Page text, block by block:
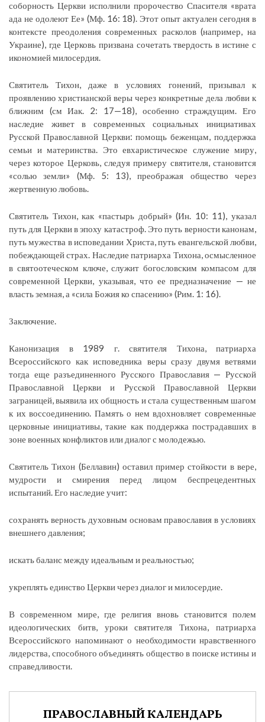
соборность Церкви исполнили пророчество Спасителя «врата
ада не одолеют Ее» (Мф. 16: 18). Этот опыт актуален сегодня в
контексте преодоления современных расколов (например, на
Украине), где Церковь призвана сочетать твердость в истине с
икономией милосердия.
Святитель Тихон, даже в условиях гонений, призывал к
проявлению христианской веры через конкретные дела любви к
ближним (см Иак. 2: 17—18), особенно страждущим. Его
наследие живет в современных социальных инициативах
Русской Православной Церкви: помощь беженцам, поддержка
семьи и материнства. Это евхаристическое служение миру,
через которое Церковь, следуя примеру святителя, становится
«солью земли» (Мф. 5: 13), преображая общество через
жертвенную любовь.
Святитель Тихон, как «пастырь добрый» (Ин. 10: 11), указал
путь для Церкви в эпоху катастроф. Это путь верности канонам,
путь мужества в исповедании Христа, путь евангельской любви,
побеждающей страх. Наследие патриарха Тихона, осмысленное
в святоотеческом ключе, служит богословским компасом для
современной Церкви, указывая, что ее предназначение — не
власть земная, а «сила Божия ко спасению» (Рим. 1: 16).
Заключение.
Канонизация в 1989 г. святителя Тихона, патриарха
Всероссийского как исповедника веры сразу двумя ветвями
тогда еще разъединенного Русского Православия — Русской
Православной Церкви и Русской Православной Церкви
заграницей, выявила их общность и стала существенным шагом
к их воссоединению. Память о нем вдохновляет современные
церковные инициативы, такие как поддержка пострадавших в
зоне военных конфликтов или диалог с молодежью.
Святитель Тихон (Беллавин) оставил пример стойкости в вере,
мудрости и смирения перед лицом беспрецедентных
испытаний. Его наследие учит:
сохранять верность духовным основам православия в условиях
внешнего давления;
искать баланс между идеальным и реальностью;
укреплять единство Церкви через диалог и милосердие.
В современном мире, где религия вновь становится полем
идеологических битв, уроки святителя Тихона, патриарха
Всероссийского напоминают о необходимости нравственного
лидерства, способного объединять общество в поиске истины и
справедливости.
ПРАВОСЛАВНЫЙ КАЛЕНДАРЬ